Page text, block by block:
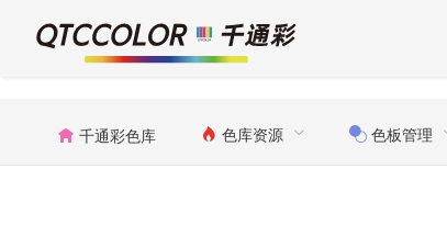
千通彩色库 色库资源 色板管理